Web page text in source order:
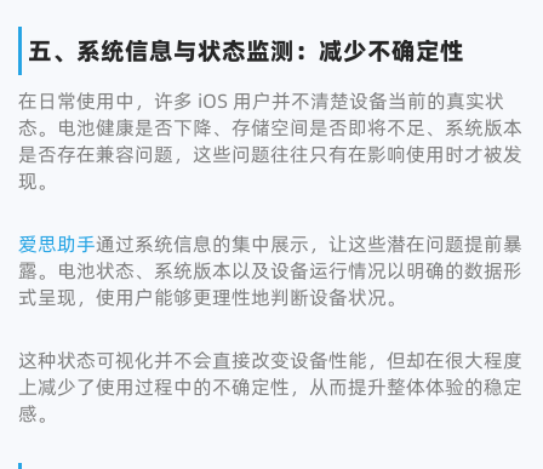
五、系统信息与状态监测：减少不确定性
在日常使用中，许多 iOS 用户并不清楚设备当前的真实状
态。电池健康是否下降、存储空间是否即将不足、系统版本
是否存在兼容问题，这些问题往往只有在影响使用时才被发
现。
爱思助手通过系统信息的集中展示，让这些潜在问题提前暴
露。电池状态、系统版本以及设备运行情况以明确的数据形
式呈现，使用户能够更理性地判断设备状况。
这种状态可视化并不会直接改变设备性能，但却在很大程度
上减少了使用过程中的不确定性，从而提升整体体验的稳定
感。